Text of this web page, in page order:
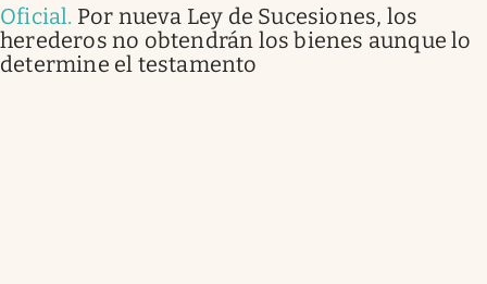
Oficial. Por nueva Ley de Sucesiones, los
herederos no obtendrán los bienes aunque lo
determine el testamento